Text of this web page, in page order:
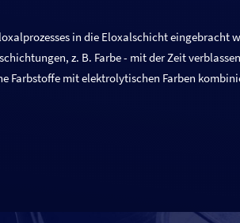
in die Eloxalschicht eingebracht
z. B. Farbe - mit der Zeit
Farbstoffe mit elektrolytischen Farben